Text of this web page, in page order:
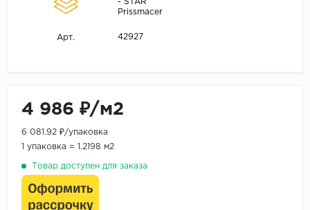
- STAR
Prissmacer
Арт. 42927
4 986 ₽/м2
6 081.92 ₽/упаковка
1 упаковка = 1.2198 м2
Товар доступен для заказа